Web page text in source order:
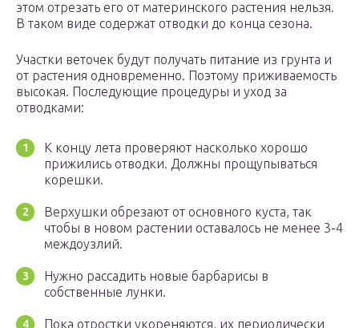
этом отрезать его от материнского растения нельзя.
В таком виде содержат отводки до конца сезона.
Участки веточек будут получать питание из грунта и
от растения одновременно. Поэтому приживаемость
высокая. Последующие процедуры и уход за
отводками:
К концу лета проверяют насколько хорошо
прижились отводки. Должны прощупываться
корешки.
Верхушки обрезают от основного куста, так
чтобы в новом растении оставалось не менее 3-4
междоузлий.
Нужно рассадить новые барбарисы в
собственные лунки.
Пока отростки укореняются, их периодически